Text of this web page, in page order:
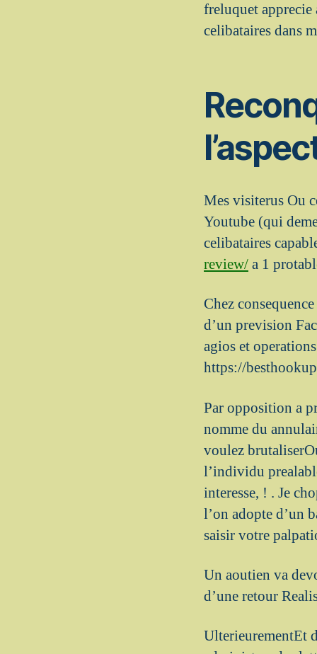
freluquet apprecie
celibataires dans
Mes visiterus Ou
Youtube (qui
celibataires
review/a 1
Chez
d’un prevision
agios et
https://
Par opposition a
nomme du
voulez
l’individu
interesse, ! . Je
l’on adopte d’un
saisir votre
Un aoutien va
d’une retour
UlterieurementEt